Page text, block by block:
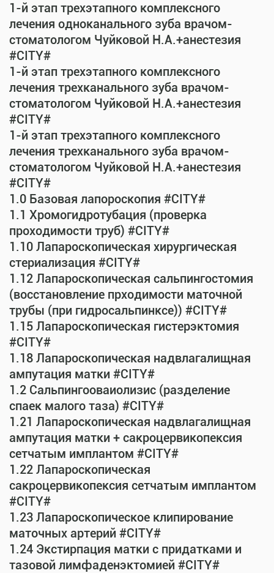
1-й этап трехэтапного комплексного
лечения одноканального зуба врачом-
стоматологом Чуйковой Н.А.+анестезия
#CITY#
1-й этап трехэтапного комплексного
лечения трехканального зуба врачом-
стоматологом Чуйковой Н.А.+анестезия
#CITY#
1-й этап трехэтапного комплексного
лечения трехканального зуба врачом-
стоматологом Чуйковой Н.А.+анестезия
#CITY#
1.0 Базовая лапороскопия #CITY#
1.1 Хромогидротубация (проверка
проходимости труб) #CITY#
1.10 Лапароскопическая хирургическая
стериализация #CITY#
1.12 Лапароскопическая сальпингостомия
(восстановление прходимости маточной
трубы (при гидросальпинксе)) #CITY#
1.15 Лапароскопическая гистерэктомия
#CITY#
1.18 Лапароскопическая надвлагалищная
ампутация матки #CITY#
1.2 Сальпингооваиолизис (разделение
спаек малого таза) #CITY#
1.21 Лапароскопическая надвлагалищная
ампутация матки + сакроцервикопексия
сетчатым имплантом #CITY#
1.22 Лапароскопическая
сакроцервикопексия сетчатым имплантом
#CITY#
1.23 Лапароскопическое клипирование
маточных артерий #CITY#
1.24 Экстирпация матки с придатками и
тазовой лимфаденэктомией #CITY#